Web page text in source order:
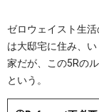
ゼロウェイスト生
は大邸宅に住み、
家だが、この5Rの
という。